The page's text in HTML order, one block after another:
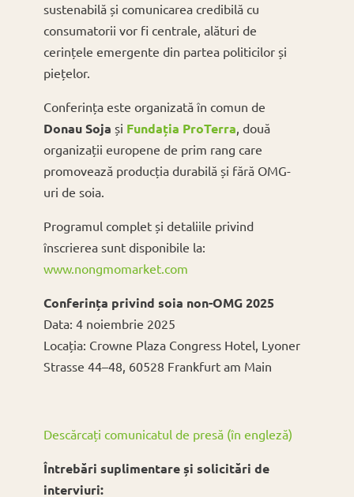
sustenabilă și comunicarea credibilă cu
consumatorii vor fi centrale, alături de
cerințele emergente din partea politicilor și
piețelor.
Conferința este organizată în comun de
Donau Soja și Fundația ProTerra, două
organizații europene de prim rang care
promovează producția durabilă și fără OMG-
uri de soia.
Programul complet și detaliile privind
înscrierea sunt disponibile la:
www.nongmomarket.com
Conferința privind soia non-OMG 2025
Data: 4 noiembrie 2025
Locația: Crowne Plaza Congress Hotel, Lyoner
Strasse 44–48, 60528 Frankfurt am Main
Descărcați comunicatul de presă (în engleză)
Întrebări suplimentare și solicitări de
interviuri: